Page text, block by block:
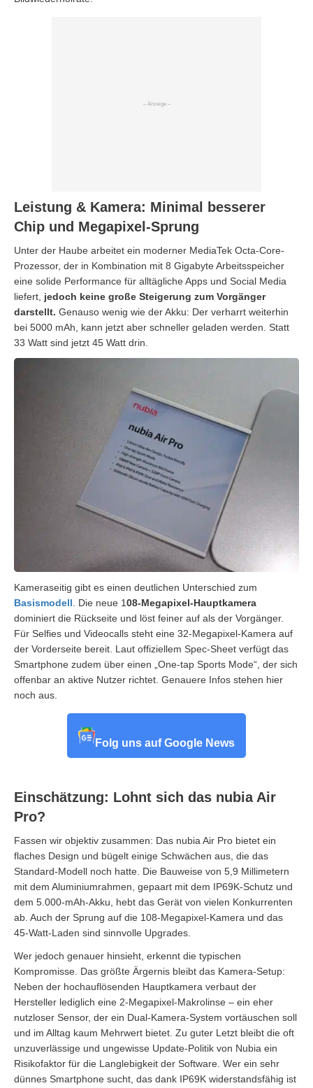
Leistung & Kamera: Minimal besserer
Chip und Megapixel-Sprung
Unter der Haube arbeitet ein moderner MediaTek Octa-Core-
Prozessor, der in Kombination mit 8 Gigabyte Arbeitsspeicher
eine solide Performance für alltägliche Apps und Social Media
liefert, jedoch keine große Steigerung zum Vorgänger
darstellt. Genauso wenig wie der Akku: Der verharrt weiterhin
bei 5000 mAh, kann jetzt aber schneller geladen werden. Statt
33 Watt sind jetzt 45 Watt drin.
Kameraseitig gibt es einen deutlichen Unterschied zum
Basismodell. Die neue 108-Megapixel-Hauptkamera
dominiert die Rückseite und löst feiner auf als der Vorgänger.
Für Selfies und Videocalls steht eine 32-Megapixel-Kamera auf
der Vorderseite bereit. Laut offiziellem Spec-Sheet verfügt das
Smartphone zudem über einen „One-tap Sports Mode“, der sich
offenbar an aktive Nutzer richtet. Genauere Infos stehen hier
noch aus.
Folg uns auf Google News
Einschätzung: Lohnt sich das nubia Air
Pro?
Fassen wir objektiv zusammen: Das nubia Air Pro bietet ein
flaches Design und bügelt einige Schwächen aus, die das
Standard-Modell noch hatte. Die Bauweise von 5,9 Millimetern
mit dem Aluminiumrahmen, gepaart mit dem IP69K-Schutz und
dem 5.000-mAh-Akku, hebt das Gerät von vielen Konkurrenten
ab. Auch der Sprung auf die 108-Megapixel-Kamera und das
45-Watt-Laden sind sinnvolle Upgrades.
Wer jedoch genauer hinsieht, erkennt die typischen
Kompromisse. Das größte Ärgernis bleibt das Kamera-Setup:
Neben der hochauflösenden Hauptkamera verbaut der
Hersteller lediglich eine 2-Megapixel-Makrolinse – ein eher
nutzloser Sensor, der ein Dual-Kamera-System vortäuschen soll
und im Alltag kaum Mehrwert bietet. Zu guter Letzt bleibt die oft
unzuverlässige und ungewisse Update-Politik von Nubia ein
Risikofaktor für die Langlebigkeit der Software. Wer ein sehr
dünnes Smartphone sucht, das dank IP69K widerstandsfähig ist